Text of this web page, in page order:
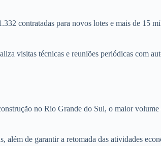
contratadas para novos lotes e mais de 15
visitas técnicas e reuniões periódicas com
no Rio Grande do Sul, o maior
além de garantir a retomada das atividades